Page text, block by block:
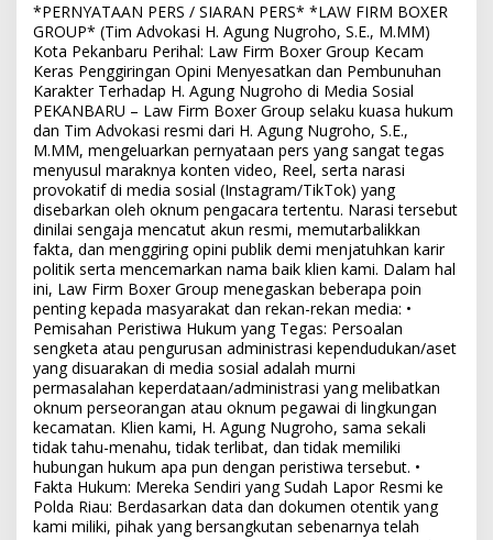
*PERNYATAAN PERS / SIARAN PERS* *LAW FIRM BOXER
GROUP* (Tim Advokasi H. Agung Nugroho, S.E., M.MM)
Kota Pekanbaru Perihal: Law Firm Boxer Group Kecam
Keras Penggiringan Opini Menyesatkan dan Pembunuhan
Karakter Terhadap H. Agung Nugroho di Media Sosial
PEKANBARU – Law Firm Boxer Group selaku kuasa hukum
dan Tim Advokasi resmi dari H. Agung Nugroho, S.E.,
M.MM, mengeluarkan pernyataan pers yang sangat tegas
menyusul maraknya konten video, Reel, serta narasi
provokatif di media sosial (Instagram/TikTok) yang
disebarkan oleh oknum pengacara tertentu. Narasi tersebut
dinilai sengaja mencatut akun resmi, memutarbalikkan
fakta, dan menggiring opini publik demi menjatuhkan karir
politik serta mencemarkan nama baik klien kami. Dalam hal
ini, Law Firm Boxer Group menegaskan beberapa poin
penting kepada masyarakat dan rekan-rekan media: •
Pemisahan Peristiwa Hukum yang Tegas: Persoalan
sengketa atau pengurusan administrasi kependudukan/aset
yang disuarakan di media sosial adalah murni
permasalahan keperdataan/administrasi yang melibatkan
oknum perseorangan atau oknum pegawai di lingkungan
kecamatan. Klien kami, H. Agung Nugroho, sama sekali
tidak tahu-menahu, tidak terlibat, dan tidak memiliki
hubungan hukum apa pun dengan peristiwa tersebut. •
Fakta Hukum: Mereka Sendiri yang Sudah Lapor Resmi ke
Polda Riau: Berdasarkan data dan dokumen otentik yang
kami miliki, pihak yang bersangkutan sebenarnya telah